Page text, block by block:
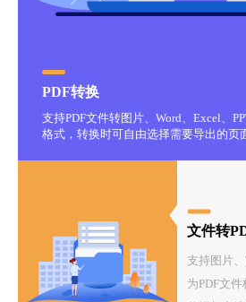
PDF转换
支持PDF文件转图片、Word、Excel、
格式，转换时可自由选择需要导出的页
文件转
支持图片
为PDF文